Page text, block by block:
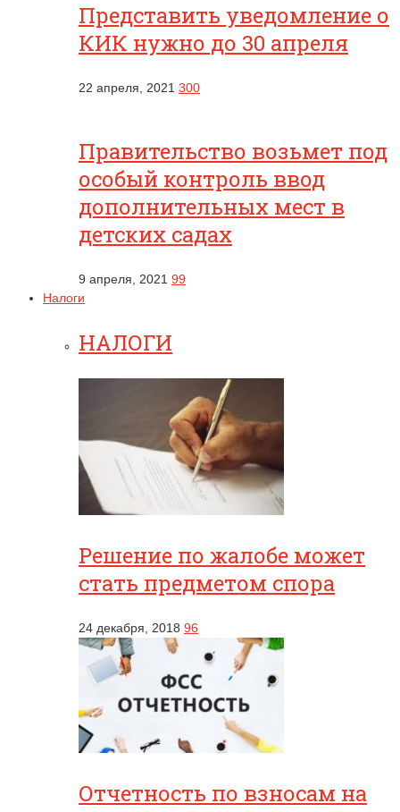
Представить уведомление о
КИК нужно до 30 апреля
22 апреля, 2021 300
Правительство возьмет под
особый контроль ввод
дополнительных мест в
детских садах
9 апреля, 2021 99
Налоги
НАЛОГИ
Решение по жалобе может
стать предметом спора
24 декабря, 2018 96
Отчетность по взносам на